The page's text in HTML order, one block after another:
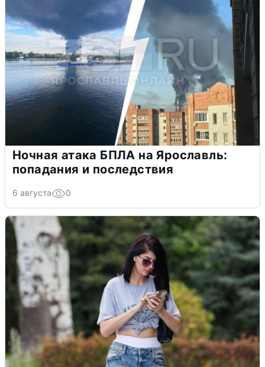
Ночная атака БПЛА на Ярославль:
попадания и последствия
6 августа 0